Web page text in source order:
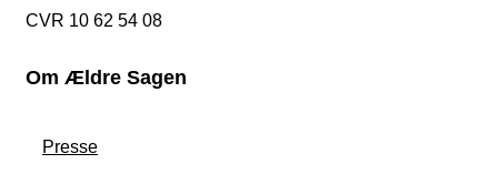
CVR 10 62 54 08
Om Ældre Sagen
Presse